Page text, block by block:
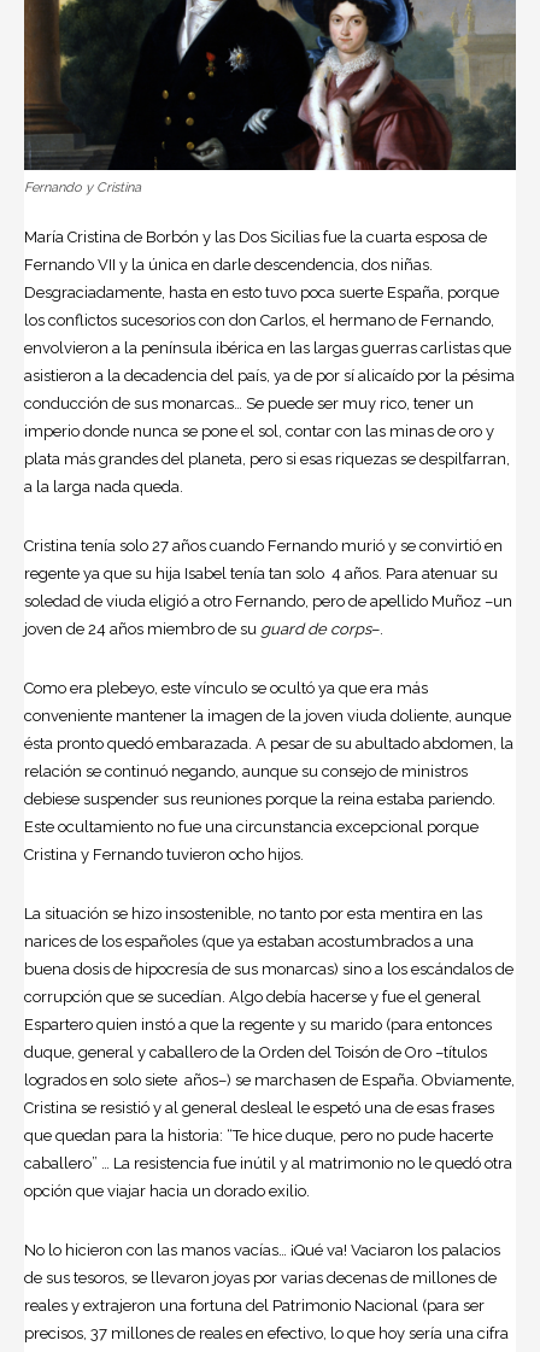
Fernando y Cristina
María Cristina de Borbón y las Dos Sicilias fue la cuarta esposa de
Fernando VII y la única en darle descendencia, dos niñas.
Desgraciadamente, hasta en esto tuvo poca suerte España, porque
los conflictos sucesorios con don Carlos, el hermano de Fernando,
envolvieron a la península ibérica en las largas guerras carlistas que
asistieron a la decadencia del país, ya de por sí alicaído por la pésima
conducción de sus monarcas… Se puede ser muy rico, tener un
imperio donde nunca se pone el sol, contar con las minas de oro y
plata más grandes del planeta, pero si esas riquezas se despilfarran,
a la larga nada queda.
Cristina tenía solo 27 años cuando Fernando murió y se convirtió en
regente ya que su hija Isabel tenía tan solo 4 años. Para atenuar su
soledad de viuda eligió a otro Fernando, pero de apellido Muñoz –un
joven de 24 años miembro de su guard de corps–.
Como era plebeyo, este vínculo se ocultó ya que era más
conveniente mantener la imagen de la joven viuda doliente, aunque
ésta pronto quedó embarazada. A pesar de su abultado abdomen, la
relación se continuó negando, aunque su consejo de ministros
debiese suspender sus reuniones porque la reina estaba pariendo.
Este ocultamiento no fue una circunstancia excepcional porque
Cristina y Fernando tuvieron ocho hijos.
La situación se hizo insostenible, no tanto por esta mentira en las
narices de los españoles (que ya estaban acostumbrados a una
buena dosis de hipocresía de sus monarcas) sino a los escándalos de
corrupción que se sucedían. Algo debía hacerse y fue el general
Espartero quien instó a que la regente y su marido (para entonces
duque, general y caballero de la Orden del Toisón de Oro –títulos
logrados en solo siete años–) se marchasen de España. Obviamente,
Cristina se resistió y al general desleal le espetó una de esas frases
que quedan para la historia: “Te hice duque, pero no pude hacerte
caballero” … La resistencia fue inútil y al matrimonio no le quedó otra
opción que viajar hacia un dorado exilio.
No lo hicieron con las manos vacías… ¡Qué va! Vaciaron los palacios
de sus tesoros, se llevaron joyas por varias decenas de millones de
reales y extrajeron una fortuna del Patrimonio Nacional (para ser
precisos, 37 millones de reales en efectivo, lo que hoy sería una cifra